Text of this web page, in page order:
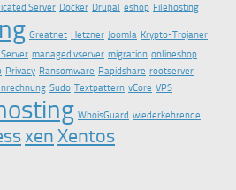
Server Docker Drupal eshop Filehosting
Greatnet Hetzner Joomla Krypto-Trojaner
managed vserver migration onlineshop
Privacy Ransomware Rapidshare rootserver
Sudo Textpattern vCore VPS
WhoisGuard wiederkehrende
xenXentos